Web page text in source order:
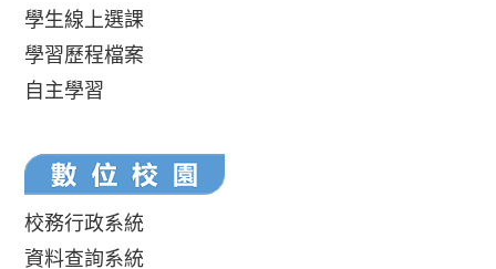
學生線上選課
學習歷程檔案
自主學習
校務行政系統
資料查詢系統